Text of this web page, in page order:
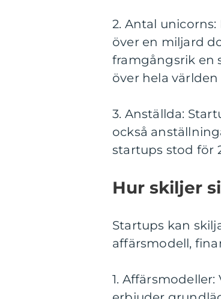
2. Antal
över en miljard
framgångsrik en
över hela
3. Anställda:
också
startups stod för
Hur skiljer
Startups kan
affärsmodell,
1.